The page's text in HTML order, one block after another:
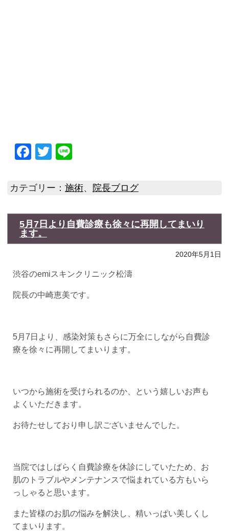
Facebook
Twitter
Line
カテゴリー： 施術、 院長ブログ
5月7日より自費診療も徐々に再開してまいり
ます。
2020年5月1日
渋谷のemiスキンクリニック松濤
院長の中崎恵美です。
5月7日より、感染対策もさらに万全にしながら自費診
療を徐々に再開してまいります。
いつから施術を受けられるのか、という嬉しいお声も
よくいただきます。
お待たせしており申し訳ございませんでした。
当院ではしばらく自費診療を休診にしていたため、お
肌のトラブルやメンテナンスで悩まれている方もいら
っしゃると思います。
また皆様のお肌の悩みを解決し、精いっぱい美しくし
てまいります。